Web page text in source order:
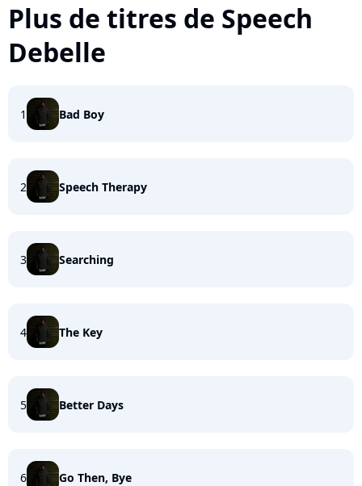
Plus de titres de Speech
Debelle
1 Bad Boy
2 Speech Therapy
3 Searching
4 The Key
5 Better Days
6 Go Then, Bye